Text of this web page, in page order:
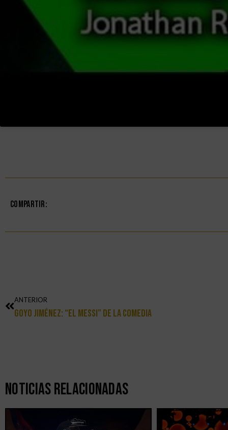
Compartir:
ANTERIOR
Goyo Jiménez: “El Messi” De La Comedia
Noticias Relacionadas